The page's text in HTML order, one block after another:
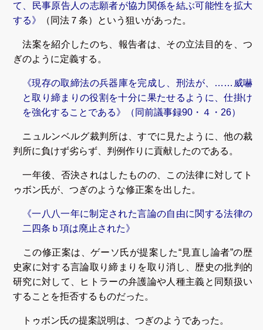
て、民事原告人の志願者が協力関係を結ぶ可能性を拡大
する》
（同法７条）という狙いがあった。
法案を紹介したのち、報告者は、その立法目的を、つ
ぎのように定義する。
《現存の取締法の兵器庫を完成し、刑法が、……威嚇
と取り締まりの役割を十分に果たせるように、仕掛け
を強化することである》（同前議事録90・４・26）
ニュルンベルグ裁判所は、すでに見たように、他の裁
判所に負けず劣らず、判例作りに貢献したのである。
一年後、否決されはしたものの、この法律に対してト
ゥボン氏が、つぎのような修正案を出した。
《一八八一年に制定された言論の自由に関する法律の
二四条ｂ項は廃止された》
この修正案は、ゲーソ氏が提案した“見直し論者”の歴
史家に対する言論取り締まりを取り消し、歴史の批判的
研究に対して、ヒトラーの弁護論や人種主義と同類扱い
することを拒否するものだった。
トゥボン氏の提案説明は、つぎのようであった。